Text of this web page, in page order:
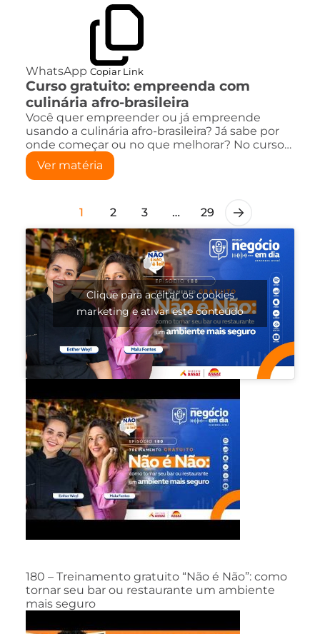
WhatsApp Copiar Link
Curso gratuito: empreenda com
culinária afro-brasileira
Você quer empreender ou já empreende
usando a culinária afro-brasileira? Já sabe por
onde começar ou no que melhorar? No curso…
Ver matéria
1 2 3 … 29
Clique para aceitar os cookies
marketing e ativar este conteúdo
180 – Treinamento gratuito “Não é Não”: como
tornar seu bar ou restaurante um ambiente
mais seguro